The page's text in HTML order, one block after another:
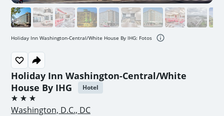
Holiday Inn Washington-Central/White
House By IHG
Hotel
3 estrelas
Washington, D.C., DC
Holiday Inn Washington-Central/White House By IHG: Fotos